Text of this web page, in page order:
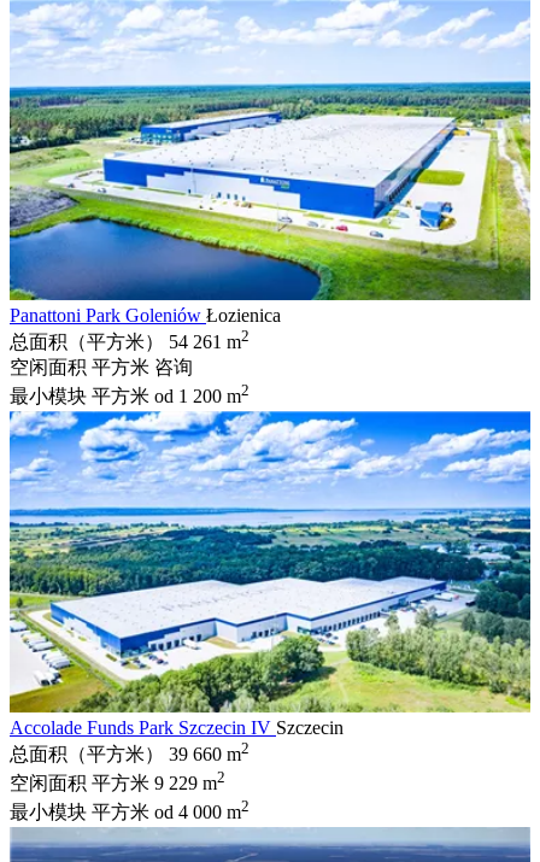
Panattoni Park Goleniów Łozienica
总面积（平方米）
54 261 m2
空闲面积 平方米 咨询
最小模块 平方米 od 1 200 m2
Accolade Funds Park Szczecin IV Szczecin
总面积（平方米）
39 660 m2
空闲面积 平方米 9 229 m2
最小模块 平方米 od 4 000 m2